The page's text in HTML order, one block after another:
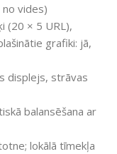
vides)
(20 × 5 URL),
grafiki: jā,
displejs, strāvas
balansēšana ar
lokālā tīmekļa